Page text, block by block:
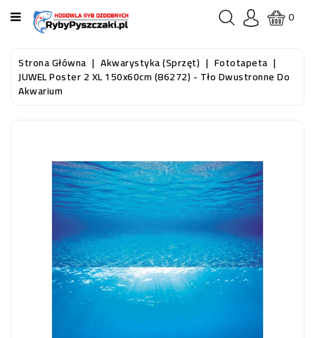
KATEGORIA
STRONA
GŁÓWNA
WODNEGO
AKWARYSTYKA
(SPRZĘT)
0
Strona Główna Akwarystyka (sprzęt) Fototapeta
JUWEL Poster 2 XL 150x60cm (86272) - Tło Dwustronne Do
Akwarium